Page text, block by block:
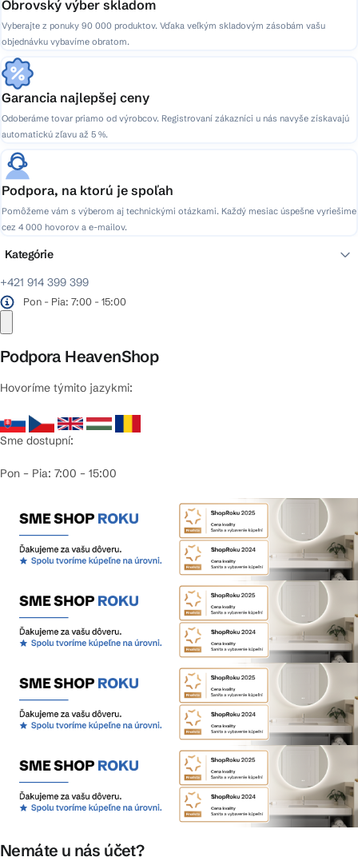
Obrovský výber skladom
Vyberajte z ponuky 90 000 produktov. Vďaka veľkým skladovým zásobám vašu
objednávku vybavíme obratom.
Garancia najlepšej ceny
Odoberáme tovar priamo od výrobcov. Registrovaní zákazníci u nás navyše získavajú
automatickú zľavu až 5 %.
Podpora, na ktorú je spoľah
Pomôžeme vám s výberom aj technickými otázkami. Každý mesiac úspešne vyriešime
cez 4 000 hovorov a e-mailov.
+421 914 399 399
Pon - Pia: 7:00 - 15:00
Podpora HeavenShop
Hovoríme týmito jazykmi:
Sme dostupní:
Pon – Pia: 7:00 – 15:00
Nemáte u nás účet?
Kategórie